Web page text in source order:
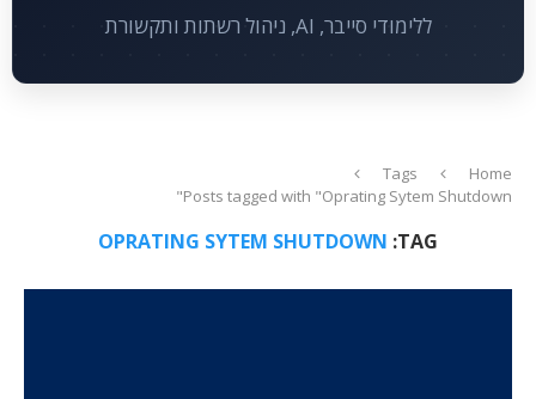
ללימודי סייבר, AI, ניהול רשתות ותקשורת
Home
Tags
Posts tagged with "Oprating Sytem Shutdown"
TAG:
OPRATING SYTEM SHUTDOWN